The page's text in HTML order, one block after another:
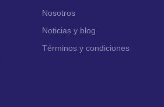
Nosotros
Noticias y blog
Términos y condiciones